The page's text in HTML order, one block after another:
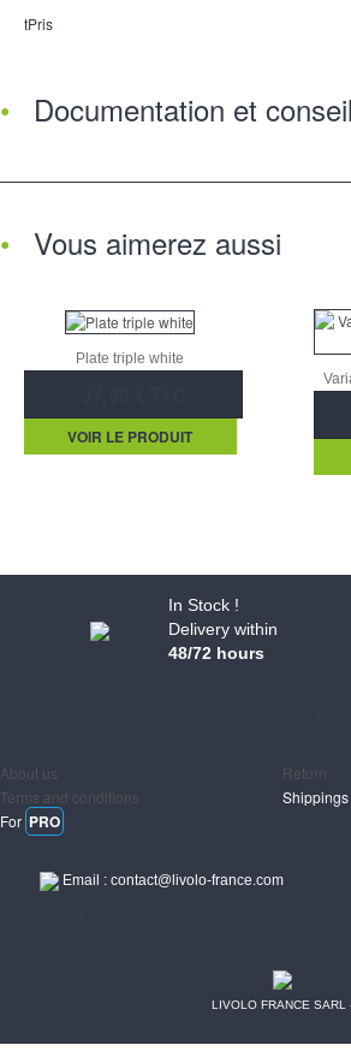
tPris
Documentation et
Vous aimerez aussi
Plate triple white
VOIR LE PRODUIT
In Stock !
Delivery within
48/72 hours
About us
Terms and conditions
For PRO
Return
Shippings
Email :contact@livolo-france.com
LIVOLO FRANCE